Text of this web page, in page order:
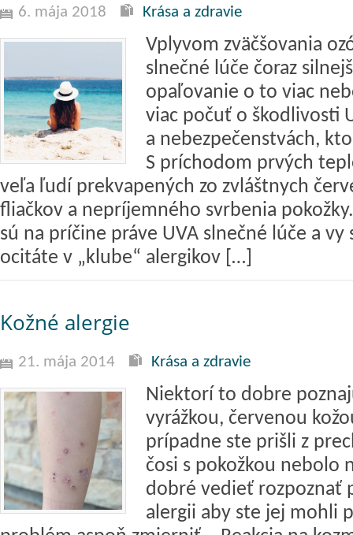
6. mája 2018 Krása a zdravie
Vplyvom zväčšovania
slnečné lúče čoraz
opaľovanie o to viac
viac počuť o škodlivosti
a nebezpečenstvách,
S príchodom prvých
veľa ľudí prekvapených zo zvláštnych
fliačkov a nepríjemného svrbenia
sú na príčine práve UVA slnečné lúče a vy
ocitáte v „klube“ alergikov […]
Kožné alergie
21. mája 2014 Krása a zdravie
Niektorí to dobre
vyrážkou, červenou
prípadne ste prišli z
čosi s pokožkou nebolo
dobré vedieť rozpoznať
alergii aby ste jej mohli